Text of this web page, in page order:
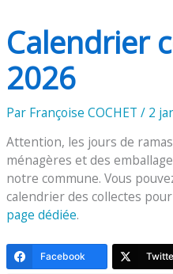
Calendrier
2026
Par Françoise COCHET/ 2
Attention, les jours de
ménagères et des
notre commune. Vous
calendrier des collectes
page dédiée.
Facebook